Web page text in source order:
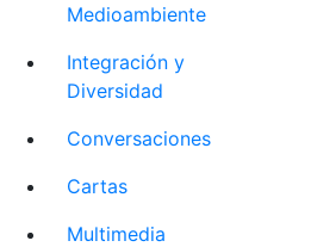
Medioambiente
Integración y
Diversidad
Conversaciones
Cartas
Multimedia